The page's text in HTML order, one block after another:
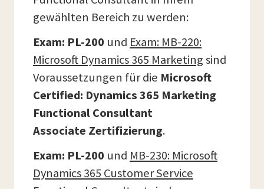
gewählten Bereich zu werden:
Exam: PL-200 und Exam: MB-220:
Microsoft Dynamics 365 Marketingsind
Voraussetzungen für die Microsoft
Certified: Dynamics 365 Marketing
Functional Consultant
Associate Zertifizierung.
Exam: PL-200 und MB-230: Microsoft
Dynamics 365 Customer Service